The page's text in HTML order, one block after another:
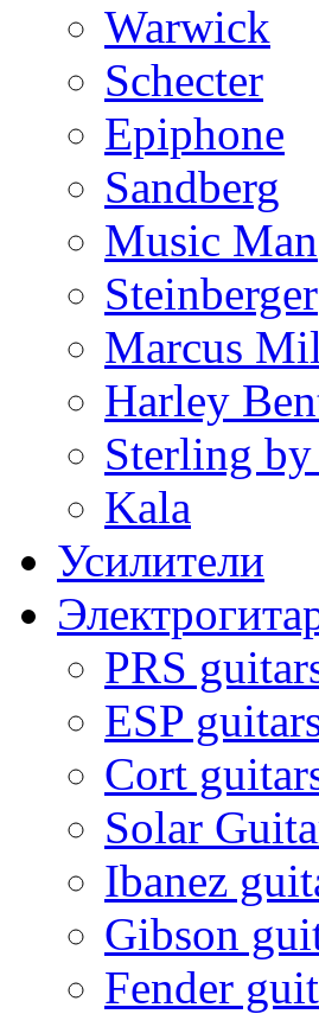
Warwick
Schecter
Epiphone
Sandberg
Music Man
Steinberger
Marcus
Harley
Sterling
Kala
Усилители
PRS
ESP
Cort
Solar
Ibanez
Gibson
Fender